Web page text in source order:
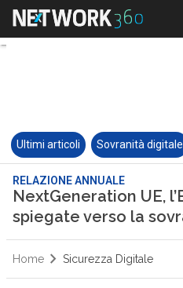
Ultimi articoli Sovranità digitale
RELAZIONE ANNUALE
NextGeneration UE,
spiegate verso la
Home Sicurezza Digitale